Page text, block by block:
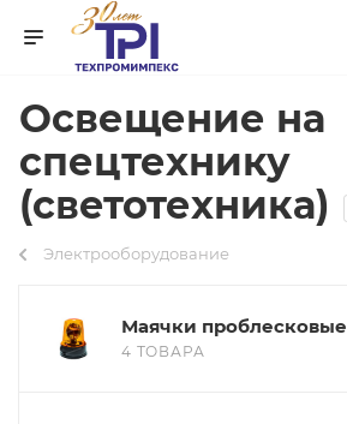
Освещение на
спецтехнику
(светотехника)
Электрооборудование
Маячки проблесковые
4 ТОВАРА